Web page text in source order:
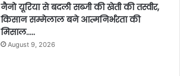
नैनो यूरिया से बदली सब्जी की खेती की तस्वीर,
किसान सम्मेलाल बने आत्मनिर्भरता की
मिसाल…..
August 9, 2026